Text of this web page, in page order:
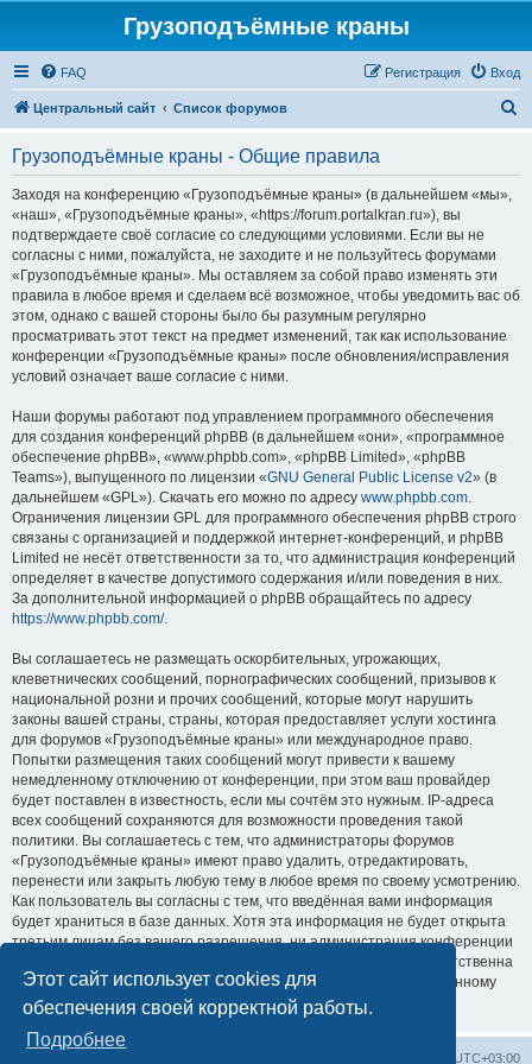
Этот сайт использует cookies для
обеспечения своей корректной работы.
Подробнее
Грузоподъёмные краны
FAQ Вход
Регистрация
Центральный сайт Список форумов
Грузоподъёмные краны - Общие правила
Заходя на конференцию «Грузоподъёмные краны» (в дальнейшем «мы»,
«наш», «Грузоподъёмные краны», «https://forum.portalkran.ru»), вы
подтверждаете своё согласие со следующими условиями. Если вы не
согласны с ними, пожалуйста, не заходите и не пользуйтесь форумами
«Грузоподъёмные краны». Мы оставляем за собой право изменять эти
правила в любое время и сделаем всё возможное, чтобы уведомить вас об
этом, однако с вашей стороны было бы разумным регулярно
просматривать этот текст на предмет изменений, так как использование
конференции «Грузоподъёмные краны» после обновления/исправления
условий означает ваше согласие с ними.
Наши форумы работают под управлением программного обеспечения
для создания конференций phpBB (в дальнейшем «они», «программное
обеспечение phpBB», «www.phpbb.com», «phpBB Limited», «phpBB
Teams»), выпущенного по лицензии «GNU General Public License v2» (в
дальнейшем «GPL»). Скачать его можно по адресу www.phpbb.com.
Ограничения лицензии GPL для программного обеспечения phpBB строго
связаны с организацией и поддержкой интернет-конференций, и phpBB
Limited не несёт ответственности за то, что администрация конференций
определяет в качестве допустимого содержания и/или поведения в них.
За дополнительной информацией о phpBB обращайтесь по адресу
https://www.phpbb.com/.
Вы соглашаетесь не размещать оскорбительных, угрожающих,
клеветнических сообщений, порнографических сообщений, призывов к
национальной розни и прочих сообщений, которые могут нарушить
законы вашей страны, страны, которая предоставляет услуги хостинга
для форумов «Грузоподъёмные краны» или международное право.
Попытки размещения таких сообщений могут привести к вашему
немедленному отключению от конференции, при этом ваш провайдер
будет поставлен в известность, если мы сочтём это нужным. IP-адреса
всех сообщений сохраняются для возможности проведения такой
политики. Вы соглашаетесь с тем, что администраторы форумов
«Грузоподъёмные краны» имеют право удалить, отредактировать,
перенести или закрыть любую тему в любое время по своему усмотрению.
Как пользователь вы согласны с тем, что введённая вами информация
будет храниться в базе данных. Хотя эта информация не будет открыта
третьим лицам без вашего разрешения, ни администрация конференции
«Грузоподъёмные краны», ни phpBB Limited не может быть ответственна
за действия хакеров, которые могут привести к несанкционированному
доступу к ней.
UTC+03:00